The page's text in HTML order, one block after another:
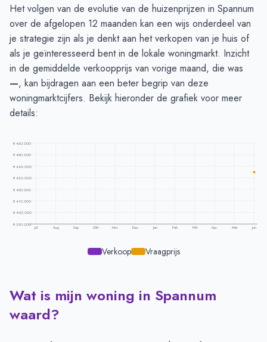
Het volgen van de evolutie van de huizenprijzen in Spannum
over de afgelopen 12 maanden kan een wijs onderdeel van
je strategie zijn als je denkt aan het verkopen van je huis of
als je geïnteresseerd bent in de lokale woningmarkt. Inzicht
in de gemiddelde verkoopprijs van vorige maand, die was
—, kan bijdragen aan een beter begrip van deze
woningmarktcijfers. Bekijk hieronder de grafiek voor meer
details:
€ 460.000
€ 450.000
€ 440.000
€ 430.000
€ 420.000
€ 410.000
€ 400.000
€ 390.000
Jul Aug Sep Okt Nov Dec Jan Feb Mrt Apr Mei Jun
Verkoop Vraagprijs
Prijsontwikkeling per maand -Spannum
Vraagprijs
Verkoopprijs
Juli
Wat is mijn woning in Spannum
waard?